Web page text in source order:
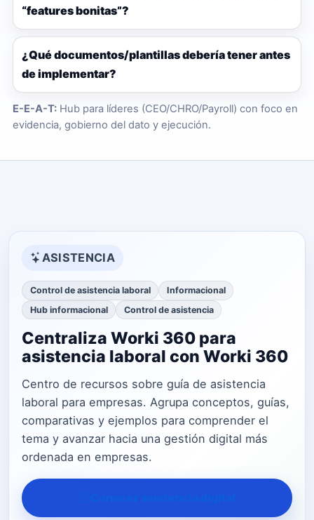
“features bonitas”?
¿Qué documentos/plantillas debería tener antes
de implementar?
E-E-A-T:Hub para líderes (CEO/CHRO/Payroll) con foco en
evidencia, gobierno del dato y ejecución.
ASISTENCIA
Control de asistencia laboral
Informacional
Hub informacional
Control de asistencia
Centraliza Worki 360 para
asistencia laboral con Worki 360
Centro de recursos sobre guía de asistencia
laboral para empresas. Agrupa conceptos, guías,
comparativas y ejemplos para comprender el
tema y avanzar hacia una gestión digital más
ordenada en empresas.